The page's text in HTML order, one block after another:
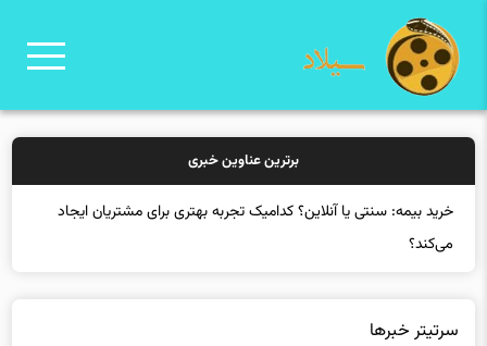
برترین عناوین خبری
خرید بیمه: سنتی یا آنلاین؟ کدامیک تجربه بهتری برای مشتریان ایجاد
می‌کند؟
سرتیتر خبرها